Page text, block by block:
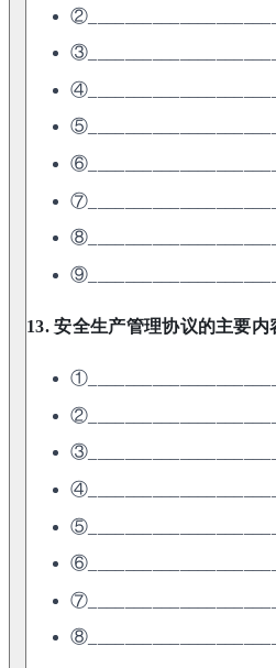
13. 安全生产管理协议的主要内